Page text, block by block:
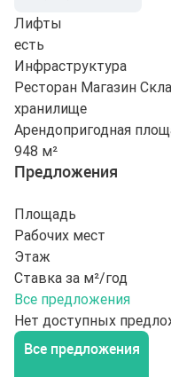
Лифты
есть
Инфраструктура
Ресторан Магазин
хранилище
Арендопригодная
948 м²
Предложения
Площадь
Рабочих мест
Этаж
Ставка за м²/год
Все предложения
Нет доступных
Все предложения